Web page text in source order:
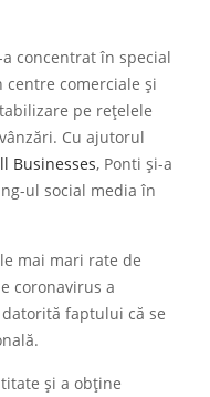
concentrat în special
centre comerciale și
pe rețelele
Cu ajutorul
Businesses, Ponti și-a
ul social media în
mai mari rate de
coronavirus a
faptului că se
și a obține